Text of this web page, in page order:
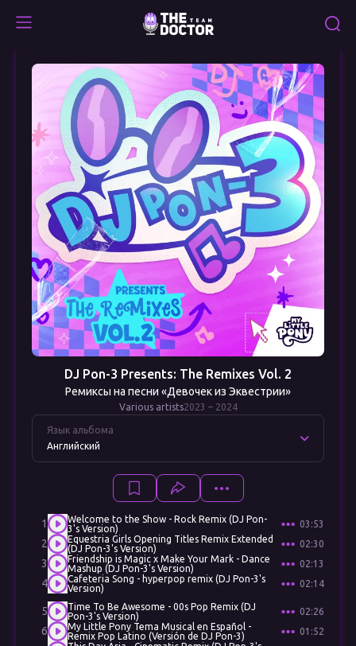
DJ Pon-3 Presents: The Remixes Vol. 2
Ремиксы на песни «Девочек из Эквестрии»
Various artists2023 – 2024
Язык альбома
Английский
1
Welcome to the Show - Rock Remix (DJ Pon-
3's Version)
03:53
2
Equestria Girls Opening Titles Remix Extended
(DJ Pon-3's Version)
02:30
3
Friendship is Magic x Make Your Mark - Dance
Mashup (DJ Pon-3's Version)
02:13
4
Cafeteria Song - hyperpop remix (DJ Pon-3's
Version)
02:14
5
Time To Be Awesome - 00s Pop Remix (DJ
Pon-3's Version)
02:26
6
My Little Pony Tema Musical en Español -
Remix Pop Latino (Versión de DJ Pon-3)
01:52